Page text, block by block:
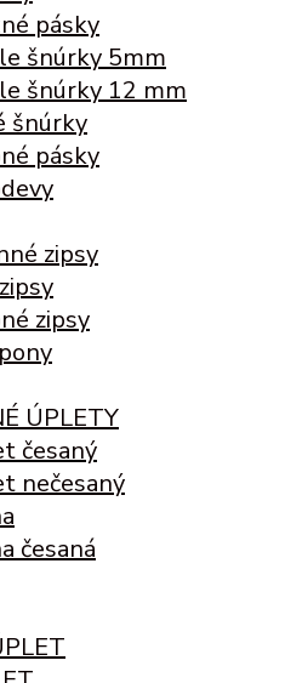
pásky
šnúrky 5mm
šnúrky 12 mm
šnúrky
pásky
zipsy
zipsy
ÚPLETY
česaný
nečesaný
česaná